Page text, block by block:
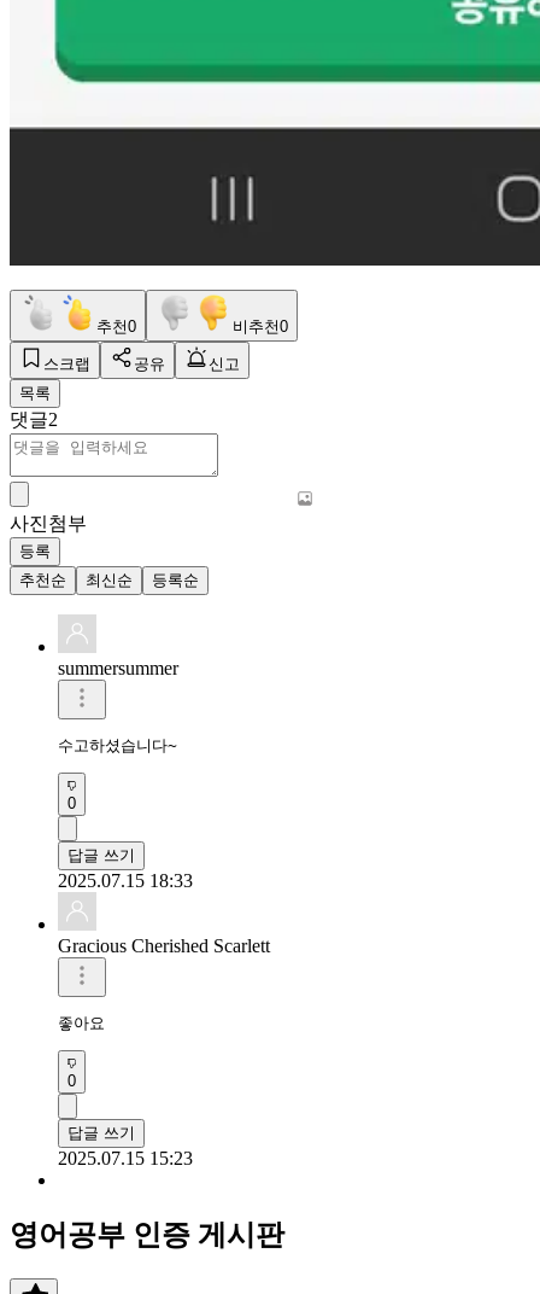
추천0 비추천0
스크랩 공유
신고
목록
댓글2
사진첨부
등록
추천순
최신순 등록순
summersummer
수고하셨습니다~
0
답글 쓰기
2025.07.15 18:33
Gracious Cherished Scarlett
좋아요
0
답글 쓰기
2025.07.15 15:23
영어공부 인증 게시판